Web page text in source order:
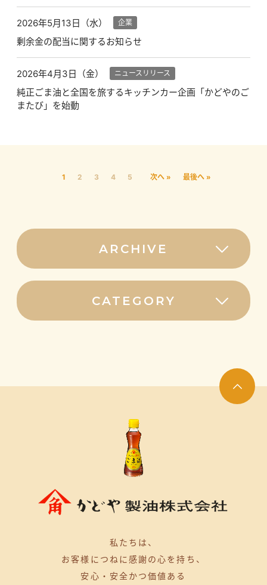
ARCHIVE
1月（2）
CATEGORY
ニュースリリース（39）
キャンペーン（3）
商品（7）
2026年5月13日（水） 企業
剰余金の配当に関するお知らせ
2026年4月3日（金） ニュースリリース
純正ごま油と全国を旅するキッチンカー企画「かどやのご
またび」を始動
1 2 3 4 5 次へ » 最後へ »
私たちは、
お客様につねに感謝の心を持ち、
安心・安全かつ価値ある